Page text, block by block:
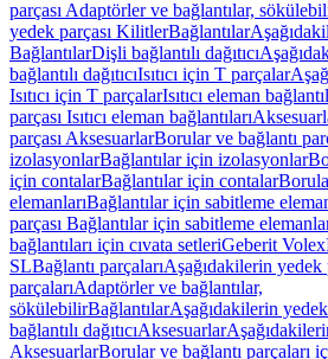
parçası Adaptörler ve bağlantılar,
yedek parçası KilitlerBağlantılar
BağlantılarDişli bağlantılı dağıtıcı
bağlantılı dağıtıcıIsıtıcı için T parçalar
Isıtıcı için T parçalarIsıtıcı eleman
parçası Isıtıcı eleman bağlantıları
parçası AksesuarlarBorular ve bağlantı
izolasyonlarBağlantılar için izolasyonlar
için contalarBağlantılar için contalar
elemanlarıBağlantılar için sabitleme
parçası Bağlantılar için sabitleme
bağlantıları için cıvata setleriGeberit Volex
SLBağlantı parçalarıAşağıdakilerin yedek
parçalarıAdaptörler ve bağlantılar,
sökülebilirBağlantılarAşağıdakilerin
bağlantılı dağıtıcıAksesuarlar
AksesuarlarBorular ve bağlantı parçaları